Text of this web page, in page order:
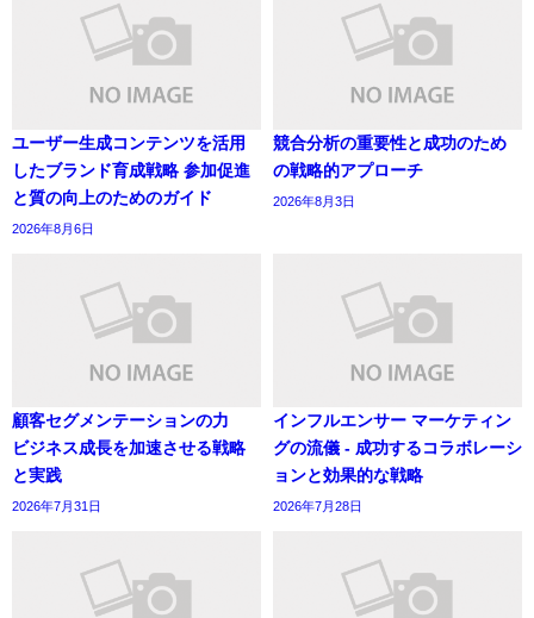
ユーザー生成コンテンツを活用
したブランド育成戦略 参加促進
と質の向上のためのガイド
2026年8月6日
競合分析の重要性と成功のため
の戦略的アプローチ
2026年8月3日
顧客セグメンテーションの力
ビジネス成長を加速させる戦略
と実践
2026年7月31日
インフルエンサー マーケティン
グの流儀 - 成功するコラボレーシ
ョンと効果的な戦略
2026年7月28日